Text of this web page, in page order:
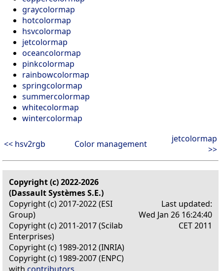
graycolormap
hotcolormap
hsvcolormap
jetcolormap
oceancolormap
pinkcolormap
rainbowcolormap
springcolormap
summercolormap
whitecolormap
wintercolormap
<< hsv2rgb Color management
jetcolormap
>>
Copyright (c) 2022-2026
(Dassault Systèmes S.E.)
Copyright (c) 2017-2022 (ESI
Group)
Copyright (c) 2011-2017 (Scilab
Enterprises)
Copyright (c) 1989-2012 (INRIA)
Copyright (c) 1989-2007 (ENPC)
Last updated:
Wed Jan 26 16:24:40
CET 2011